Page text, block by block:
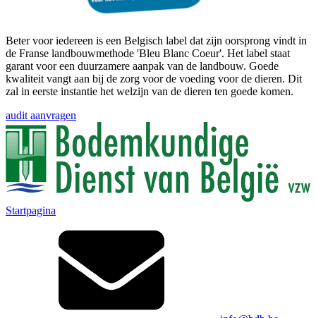
Beter voor iedereen is een Belgisch label dat zijn oorsprong vindt in
de Franse landbouwmethode 'Bleu Blanc Coeur'. Het label staat
garant voor een duurzamere aanpak van de landbouw. Goede
kwaliteit vangt aan bij de zorg voor de voeding voor de dieren. Dit
zal in eerste instantie het welzijn van de dieren ten goede komen.
audit aanvragen
Startpagina